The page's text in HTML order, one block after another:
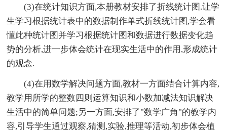
(3)在统计知识方面,本册教材安排了折线统计图.让学
生学习根据统计表中的数据制作单式折线统计图,学会看
懂此种统计图并学习根据统计图和数据进行数据变化趋
势的分析,进一步体会统计在现实生活中的作用,形成统计
的观念.
(4)在用数学解决问题方面,教材一方面结合计算内容,
教学用所学的整数四则运算知识和小数加减法知识解决
生活中的简单问题;另一方面,安排了"数学广角"的教学内
容,引导学生通过观察,猜测,实验,推理等活动,初步体会植